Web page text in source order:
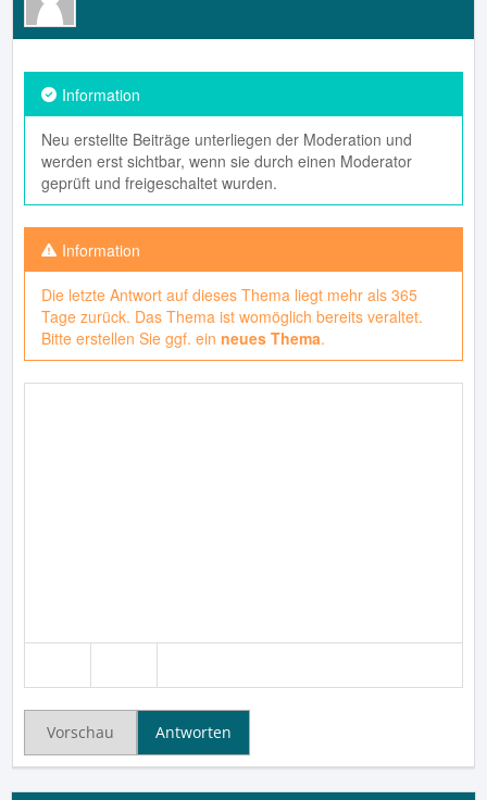
Neu erstellte Beiträge unterliegen der Moderation und
werden erst sichtbar, wenn sie durch einen Moderator
geprüft und freigeschaltet wurden.
Die letzte Antwort auf dieses Thema liegt mehr als 365
Tage zurück. Das Thema ist womöglich bereits veraltet.
Bitte erstellen Sie ggf. ein neues Thema.
Antworten
Vorschau